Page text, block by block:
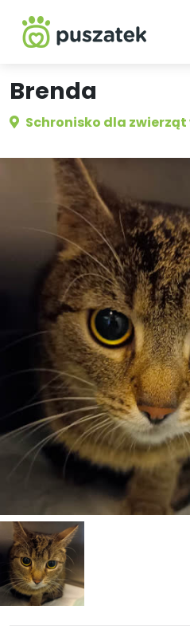
Brenda
Schronisko dla zwierząt